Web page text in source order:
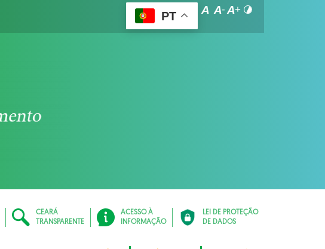
PT
CEARÁ
TRANSPARENTE
ACESSO À
INFORMAÇÃO
LEI DE PROTEÇÃO
DE DADOS